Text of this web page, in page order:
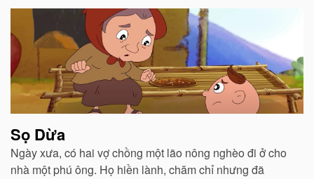
Bài
viết
liên
quan
Sọ Dừa
Ngày xưa, có hai vợ chồng một lão nông nghèo đi ở cho
nhà một phú ông. Họ hiền lành, chăm chỉ nhưng đã